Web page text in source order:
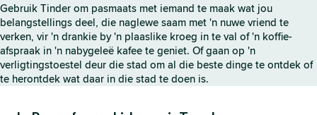
d
Gebruik Tinder om pasmaats met iemand te maak wat jou
belangstellings deel, die naglewe saam met 'n nuwe vriend te
verken, vir 'n drankie by 'n plaaslike kroeg in te val of 'n koffie-
afspraak in 'n nabygeleë kafee te geniet. Of gaan op 'n
verligtingstoestel deur die stad om al die beste dinge te ontdek of
te herontdek wat daar in die stad te doen is.